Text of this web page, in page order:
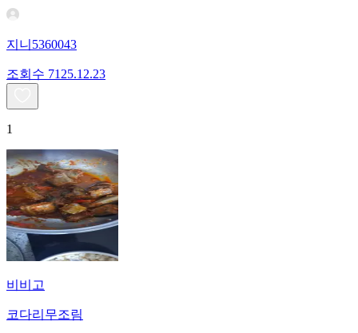
지니5360043
조회수 71 25.12.23
1
비비고
코다리무조림